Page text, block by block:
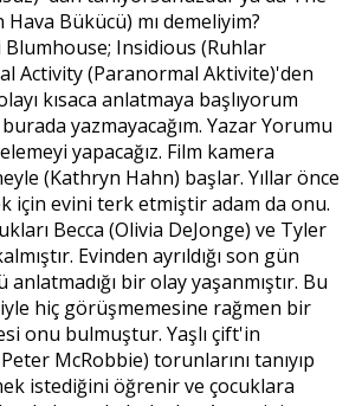
Bükücü) mı demeliyim?
Insidious (Ruhlar
Activity (Paranormal Aktivite)'den
kısaca anlatmaya başlıyorum
yazmayacağım. Yazar Yorumu
yapacağız. Film kamera
(Kathryn Hahn) başlar. Yıllar önce
için evini terk etmiştir adam da onu.
Becca (Olivia DeJonge) ve Tyler
Evinden ayrıldığı son gün
bir olay yaşanmıştır. Bu
hiç görüşmemesine rağmen bir
onu bulmuştur. Yaşlı çift'in
McRobbie) torunlarını tanıyıp
istediğini öğrenir ve çocuklara